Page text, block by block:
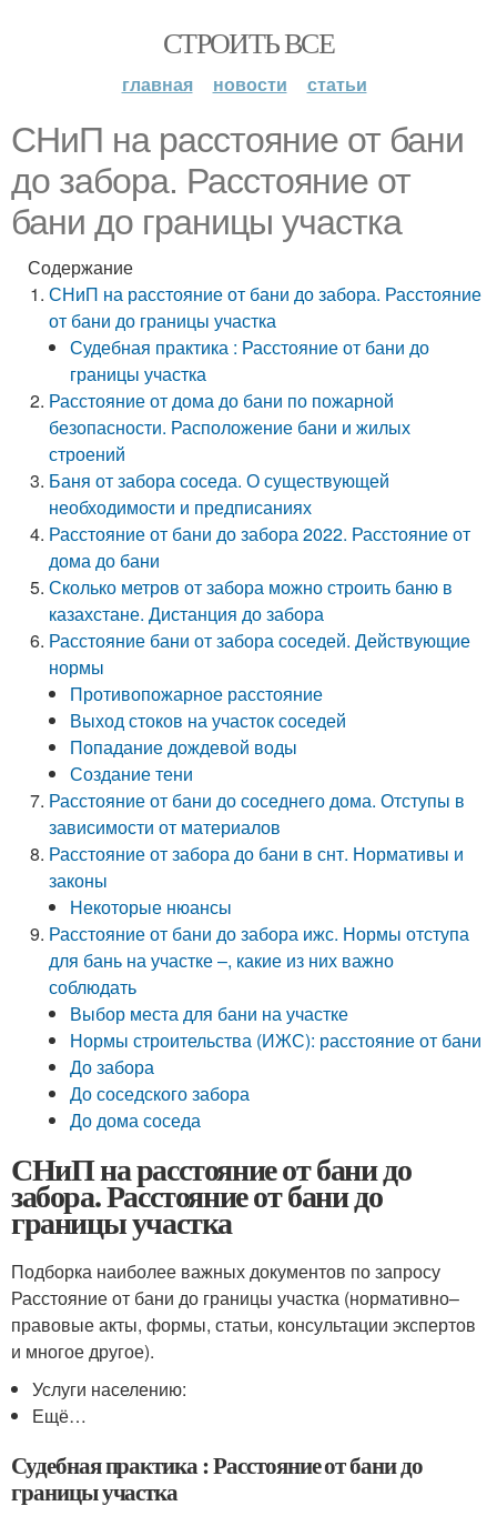
СТРОИТЬ ВСЕ
главная новости статьи
СНиП на расстояние от бани
до забора. Расстояние от
бани до границы участка
Содержание
СНиП на расстояние от бани до забора. Расстояние
от бани до границы участка
Судебная практика : Расстояние от бани до
границы участка
Расстояние от дома до бани по пожарной
безопасности. Расположение бани и жилых
строений
Баня от забора соседа. О существующей
необходимости и предписаниях
Расстояние от бани до забора 2022. Расстояние от
дома до бани
Сколько метров от забора можно строить баню в
казахстане. Дистанция до забора
Расстояние бани от забора соседей. Действующие
нормы
Противопожарное расстояние
Выход стоков на участок соседей
Попадание дождевой воды
Создание тени
Расстояние от бани до соседнего дома. Отступы в
зависимости от материалов
Расстояние от забора до бани в снт. Нормативы и
законы
Некоторые нюансы
Расстояние от бани до забора ижс. Нормы отступа
для бань на участке –, какие из них важно
соблюдать
Выбор места для бани на участке
Нормы строительства (ИЖС): расстояние от бани
До забора
До соседского забора
До дома соседа
СНиП на расстояние от бани до
забора. Расстояние от бани до
границы участка
Подборка наиболее важных документов по запросу
Расстояние от бани до границы участка (нормативно–
правовые акты, формы, статьи, консультации экспертов
и многое другое).
Услуги населению:
Ещё…
Судебная практика : Расстояние от бани до
границы участка